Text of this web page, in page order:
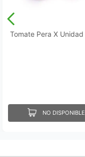
Tomate Pera X Unidad
NO DISPONIBLE